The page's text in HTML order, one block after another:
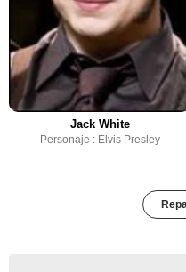
Jack White
Personaje : Elvis Presley